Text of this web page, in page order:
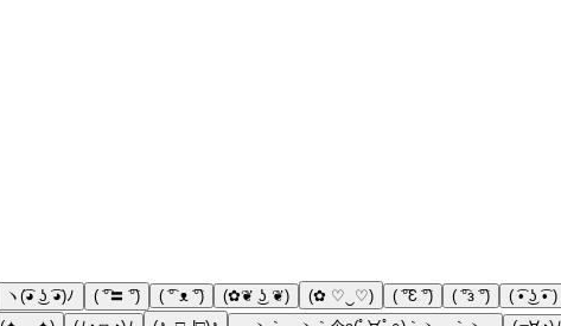
ヽ(͡◕ ͜ʖ ͡◕)ﾉ ( ͡°〓 ͡°) ( ͡° ᴥ ͡°) (✿❦ ͜ʖ ❦) (✿ ♡‿♡) ( ͡°Ɛ ͡°) ( ͡°з ͡°) ( ͡• ͜ʖ ͡• )